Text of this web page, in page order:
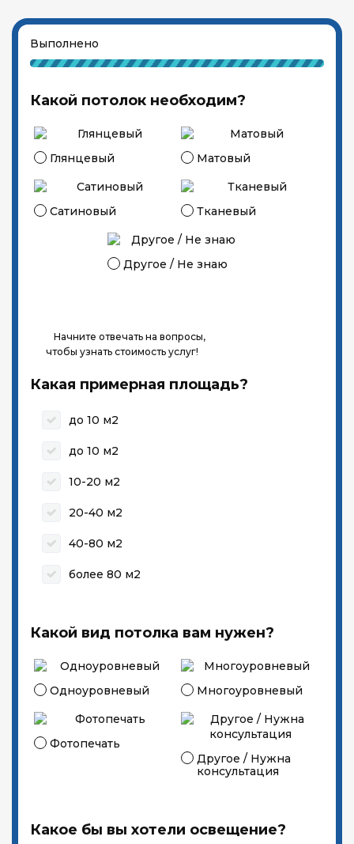
Выполнено
Какой потолок необходим?
Глянцевый Матовый
Сатиновый Тканевый
Другое / Не знаю
Начните отвечать на вопросы,
чтобы узнать стоимость услуг!
Какая примерная площадь?
до 10 м2
до 10 м2
10-20 м2
20-40 м2
40-80 м2
более 80 м2
Какой вид потолка вам нужен?
Одноуровневый Многоуровневый
Фотопечать
Другое / Нужна
консультация
Какое бы вы хотели освещение?